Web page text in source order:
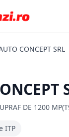
CONCEPT SRL
DE 1200
ITP